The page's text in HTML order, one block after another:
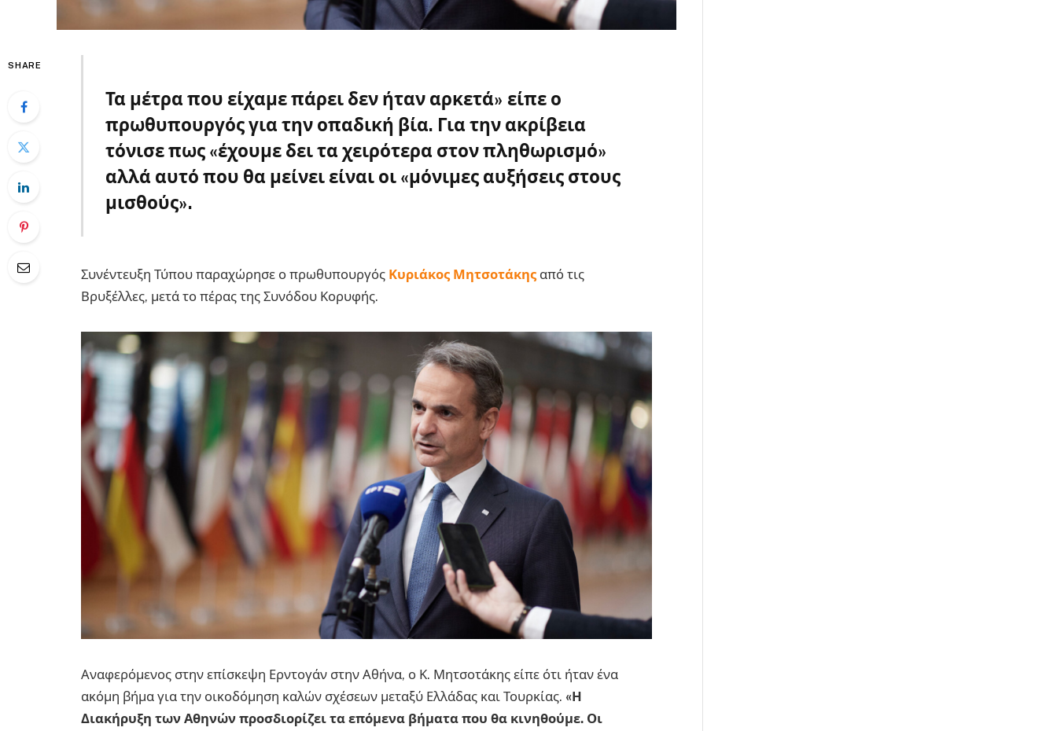
SHARE
Τα μέτρα που είχαμε πάρει δεν ήταν αρκετά» είπε ο
πρωθυπουργός για την οπαδική βία. Για την ακρίβεια
τόνισε πως «έχουμε δει τα χειρότερα στον πληθωρισμό»
αλλά αυτό που θα μείνει είναι οι «μόνιμες αυξήσεις στους
μισθούς».
Συνέντευξη Τύπου παραχώρησε ο πρωθυπουργός Κυριάκος Μητσοτάκης από τις
Βρυξέλλες, μετά το πέρας της Συνόδου Κορυφής.
Αναφερόμενος στην επίσκεψη Ερντογάν στην Αθήνα, ο Κ. Μητσοτάκης είπε ότι ήταν ένα
ακόμη βήμα για την οικοδόμηση καλών σχέσεων μεταξύ Ελλάδας και Τουρκίας. «Η
Διακήρυξη των Αθηνών προσδιορίζει τα επόμενα βήματα που θα κινηθούμε. Οι